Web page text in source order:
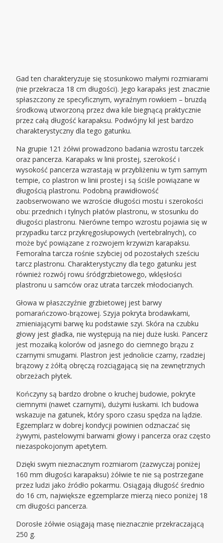
Gad ten charakteryzuje się stosunkowo małymi rozmiarami
(nie przekracza 18 cm długości). Jego karapaks jest znacznie
spłaszczony ze specyficznym, wyraźnym rowkiem – bruzdą
środkową utworzoną przez dwa kile biegnącą praktycznie
przez całą długość karapaksu. Podwójny kil jest bardzo
charakterystyczny dla tego gatunku.
Na grupie 121 żółwi prowadzono badania wzrostu tarczek
oraz pancerza. Karapaks w linii prostej, szerokość i
wysokość pancerza wzrastają w przybliżeniu w tym samym
tempie, co plastron w linii prostej i są ściśle powiązane w
długością plastronu. Podobną prawidłowość
zaobserwowano we wzroście długości mostu i szerokości
obu: przednich i tylnych płatów plastronu, w stosunku do
długości plastronu. Nierówne tempo wzrostu pojawia się w
przypadku tarcz przykręgosłupowych (vertebralnych), co
może być powiązane z rozwojem krzywizn karapaksu.
Femoralna tarcza rośnie szybciej od pozostałych sześciu
tarcz plastronu. Charakterystyczny dla tego gatunku jest
również rozwój rowu śródgrzbietowego, wklęsłości
plastronu u samców oraz utrata tarczek młodocianych.
Głowa w płaszczyźnie grzbietowej jest barwy
pomarańczowo-brązowej. Szyja pokryta brodawkami,
zmieniającymi barwę ku podstawie szyi. Skóra na czubku
głowy jest gładka, nie występują na niej duże łuski. Pancerz
jest mozaiką kolorów od jasnego do ciemnego brązu z
czarnymi smugami. Plastron jest jednolicie czarny, rzadziej
brązowy z żółtą obręczą rozciągającą się na zewnętrznych
obrzeżach płytek.
Kończyny są bardzo drobne o kruchej budowie, pokryte
ciemnymi (nawet czarnymi), dużymi łuskami. Ich budowa
wskazuje na gatunek, który sporo czasu spędza na lądzie.
Egzemplarz w dobrej kondycji powinien odznaczać się
żywymi, pastelowymi barwami głowy i pancerza oraz często
niezaspokojonym apetytem.
Dzięki swym nieznacznym rozmiarom (zazwyczaj poniżej
160 mm długości karapaksu) żółwie te nie są postrzegane
przez ludzi jako źródło pokarmu. Osiągają długość średnio
do 16 cm, największe egzemplarze mierzą nieco poniżej 18
cm długości pancerza.
Dorosłe żółwie osiągają masę nieznacznie przekraczającą
250 g.